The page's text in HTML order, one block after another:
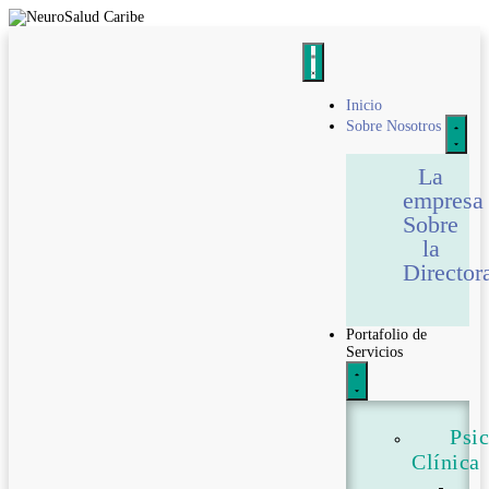
Inicio
Sobre Nosotros
La
empresa
Sobre
la
Portafolio de
Servicios
Clínica